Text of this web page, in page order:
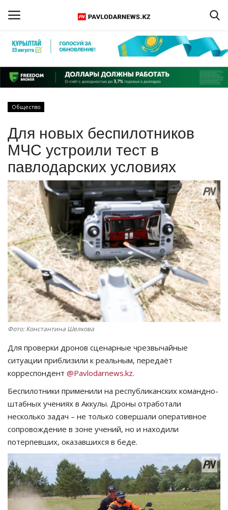
Регистрация
Главная
ПАВЛОДАРСКАЯ ОБЛАСТЬ
КАЗАХСТАН
МИР
СПЕЦПРОЕКТЫ
СПОРТ
Чек-лист
РАЗВЛЕЧЕНИЯ
OFFICIAL
Курултай
Язык
Қазақша Русский
Общество
Для новых беспилотников
МЧС устроили тест в
павлодарских условиях
Фото: Константина Шелкова
Для проверки дронов сценарные чрезвычайные
ситуации приблизили к реальным, передаёт
корреспондент @Pavlodarnews.kz.
Беспилотники применили на республиканских командно-
штабных учениях в Аккулы. Дроны отработали
несколько задач – не только совершали оперативное
сопровождение в зоне учений, но и находили
потерпевших, оказавшихся в беде.